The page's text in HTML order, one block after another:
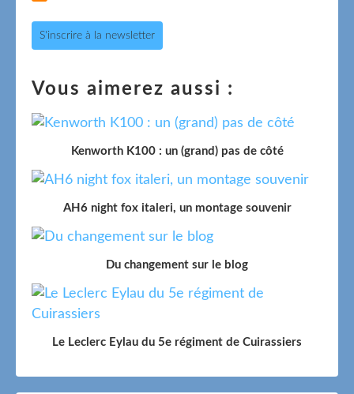
S'inscrire à la newsletter
Vous aimerez aussi :
Kenworth K100 : un (grand) pas de côté
AH6 night fox italeri, un montage souvenir
Du changement sur le blog
Le Leclerc Eylau du 5e régiment de Cuirassiers